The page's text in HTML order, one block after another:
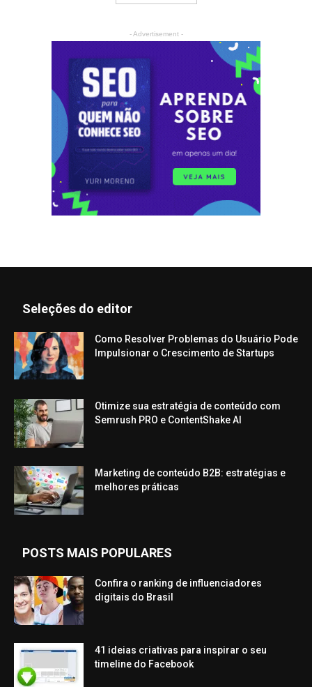
- Advertisement -
Seleções do editor
Como Resolver Problemas do Usuário Pode
Impulsionar o Crescimento de Startups
Otimize sua estratégia de conteúdo com
Semrush PRO e ContentShake AI
Marketing de conteúdo B2B: estratégias e
melhores práticas
POSTS MAIS POPULARES
Confira o ranking de influenciadores
digitais do Brasil
41 ideias criativas para inspirar o seu
timeline do Facebook